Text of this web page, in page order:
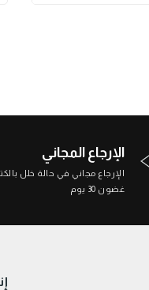
الإرجاع المجاني
الإرجاع مجاني في حالة خلل
غضون 30 يوم